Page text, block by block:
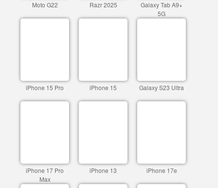
Moto G22 Razr 2025
Galaxy Tab A9+
5G
iPhone 15 Pro iPhone 15 Galaxy S23 Ultra
iPhone 17 Pro
Max
iPhone 13 iPhone 17e